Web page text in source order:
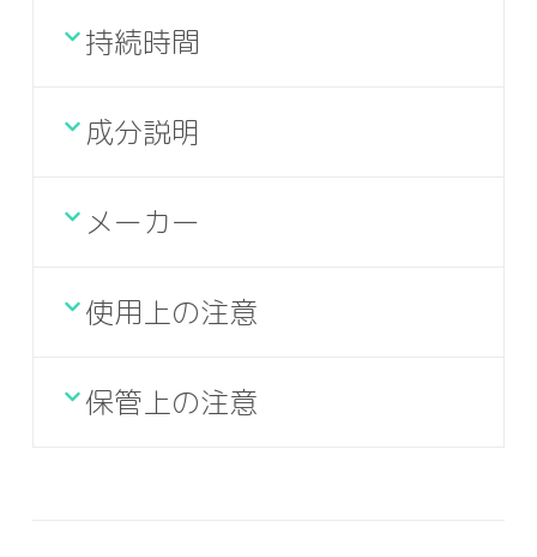
持続時間
成分説明
メーカー
使用上の注意
保管上の注意